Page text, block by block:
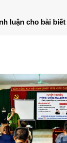
luận cho bài biết